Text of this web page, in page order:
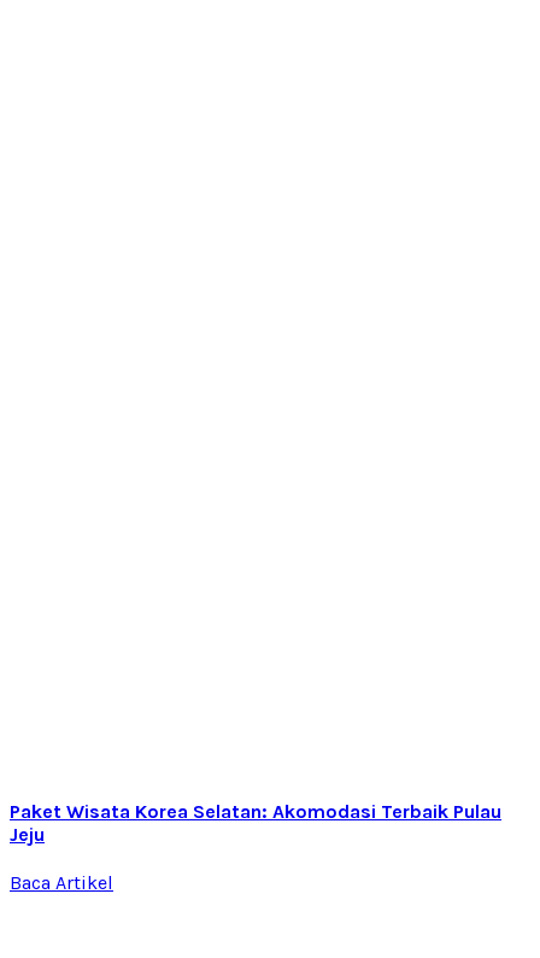
Paket Wisata Korea Selatan: Akomodasi Terbaik Pulau
Jeju
Baca Artikel